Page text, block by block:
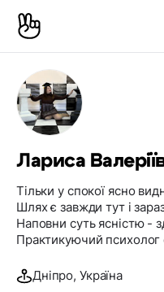
Лариса
Тільки у спокої ясно
Шлях є завжди тут і
Наповни суть ясністю -
Практикуючий психолог
Дніпро, Україна